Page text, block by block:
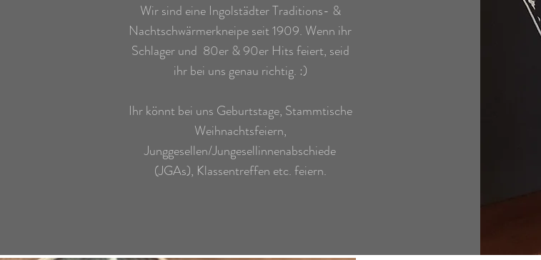
Wir sind eine Ingolstädter Traditions- &
Nachtschwärmerkneipe seit 1909. Wenn ihr
Schlager und 80er & 90er Hits feiert, seid
ihr bei uns genau richtig. :)
Ihr könnt bei uns Geburtstage, Stammtische
Weihnachtsfeiern,
Junggesellen/Jungesellinnenabschiede
(JGAs), Klassentreffen etc. feiern.